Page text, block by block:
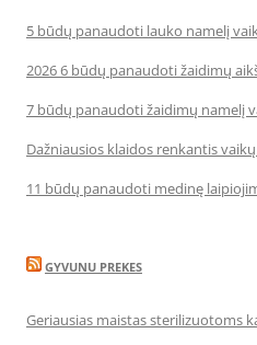
5 būdų panaudoti lauko namelį
2026 6 būdų panaudoti žaidimų
7 būdų panaudoti žaidimų namelį
Dažniausios klaidos renkantis
11 būdų panaudoti medinę
GYVUNU PREKES
Geriausias maistas sterilizuotoms